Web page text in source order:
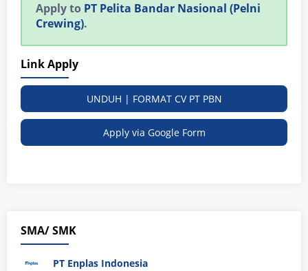
Apply to PT Pelita Bandar Nasional (Pelni
Crewing).
Link Apply
UNDUH | FORMAT CV PT PBN
Apply via Google Form
SMA/ SMK
PT Enplas Indonesia